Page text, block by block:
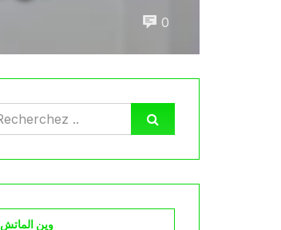
0
وين الماتش